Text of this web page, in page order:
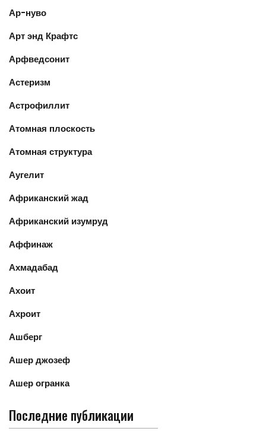
Ар-нуво
Арт энд Крафтс
Арфведсонит
Астеризм
Астрофиллит
Атомная плоскость
Атомная структура
Аугелит
Африканский жад
Африканский изумруд
Аффинаж
Ахмадабад
Ахоит
Ахроит
Ашберг
Ашер джозеф
Ашер огранка
Последние публикации